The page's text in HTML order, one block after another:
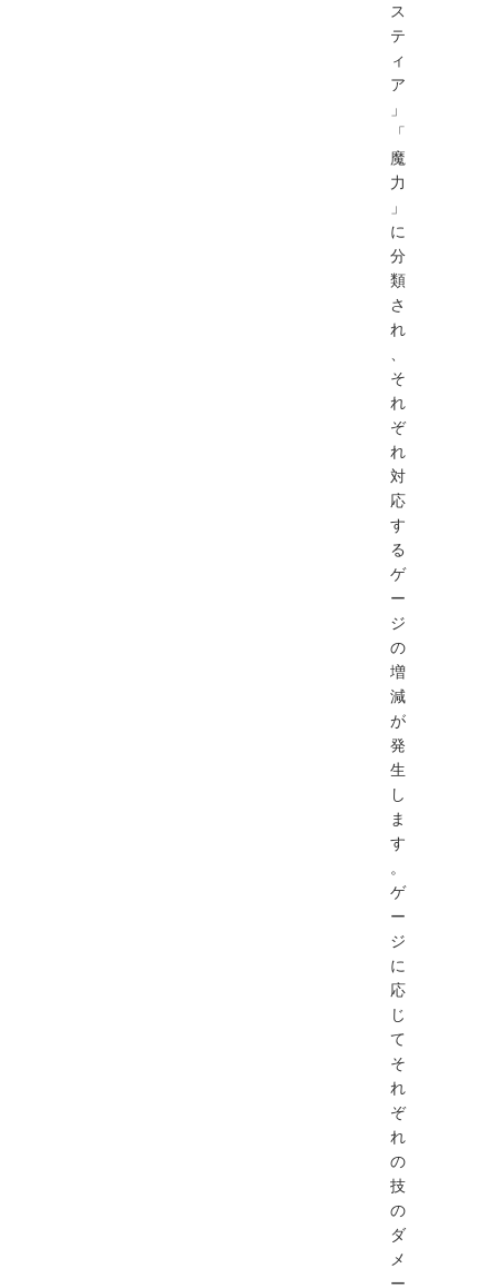
ス
テ
ィ
ア
」
「
魔
力
」
に
分
類
さ
れ
そ
れ
ぞ
れ
対
応
す
る
ゲ
ー
ジ
の
増
減
が
発
生
し
ま
す
。
ゲ
ー
ジ
に
応
じ
て
そ
れ
ぞ
れ
の
技
の
ダ
メ
ー